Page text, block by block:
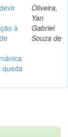
à
queda
Oliveira,
Yan
Gabriel
Souza de